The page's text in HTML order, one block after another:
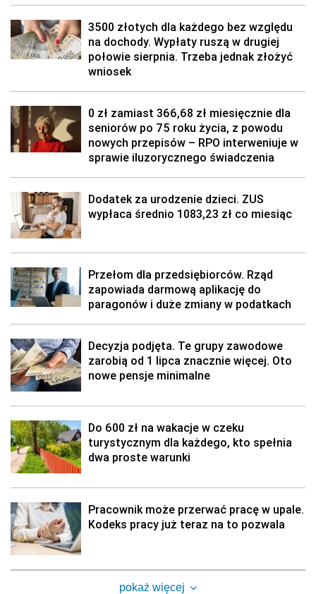
3500 złotych dla każdego bez względu
na dochody. Wypłaty ruszą w drugiej
połowie sierpnia. Trzeba jednak złożyć
wniosek
0 zł zamiast 366,68 zł miesięcznie dla
seniorów po 75 roku życia, z powodu
nowych przepisów – RPO interweniuje w
sprawie iluzorycznego świadczenia
Dodatek za urodzenie dzieci. ZUS
wypłaca średnio 1083,23 zł co miesiąc
Przełom dla przedsiębiorców. Rząd
zapowiada darmową aplikację do
paragonów i duże zmiany w podatkach
Decyzja podjęta. Te grupy zawodowe
zarobią od 1 lipca znacznie więcej. Oto
nowe pensje minimalne
Do 600 zł na wakacje w czeku
turystycznym dla każdego, kto spełnia
dwa proste warunki
Pracownik może przerwać pracę w upale.
Kodeks pracy już teraz na to pozwala
pokaż więcej